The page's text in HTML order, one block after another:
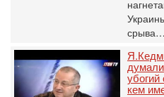
срыва…
убогий
кем